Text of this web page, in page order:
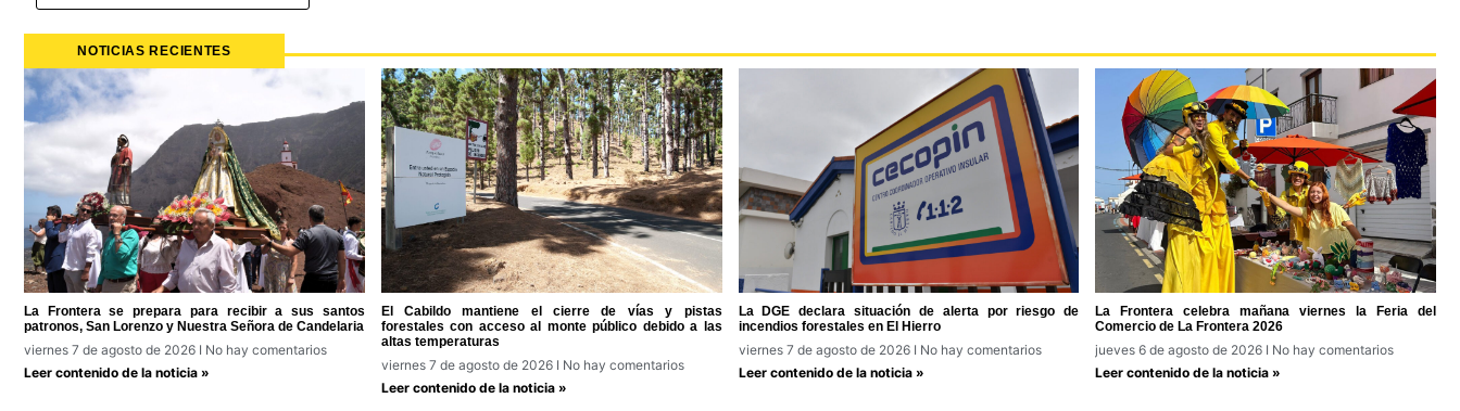
NOTICIAS RECIENTES
La Frontera se prepara para recibir a sus santos
patronos, San Lorenzo y Nuestra Señora de Candelaria
viernes 7 de agosto de 2026
No hay comentarios
Leer contenido de la noticia »
El Cabildo mantiene el cierre de vías y pistas
forestales con acceso al monte público debido a las
altas temperaturas
viernes 7 de agosto de 2026
No hay comentarios
Leer contenido de la noticia »
La DGE declara situación de alerta por riesgo de
incendios forestales en El Hierro
viernes 7 de agosto de 2026
No hay comentarios
Leer contenido de la noticia »
La Frontera celebra mañana viernes la Feria del
Comercio de La Frontera 2026
jueves 6 de agosto de 2026
No hay comentarios
Leer contenido de la noticia »